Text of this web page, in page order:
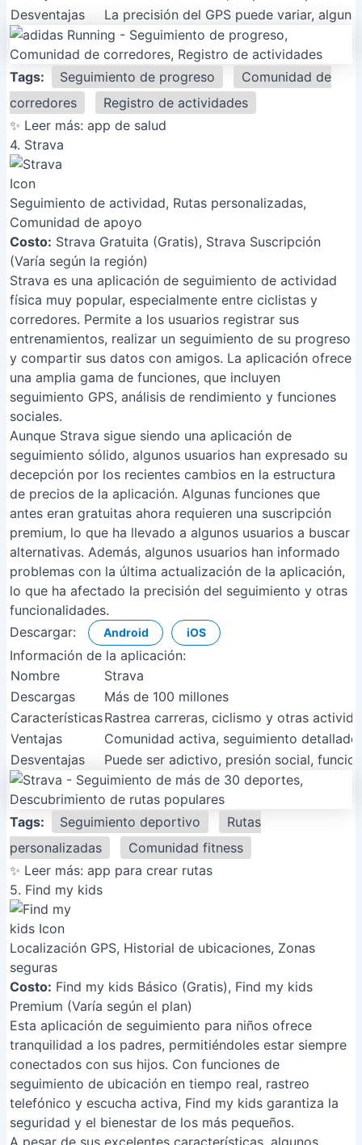
Desventajas
La precisión del GPS puede variar,
Tags: Seguimiento de progreso
Comunidad de
corredores
Registro de actividades
✨ Leer más: app de salud
4. Strava
Seguimiento de actividad, Rutas personalizadas,
Comunidad de apoyo
Costo: Strava Gratuita (Gratis), Strava Suscripción
(Varía según la región)
Strava es una aplicación de seguimiento de actividad
física muy popular, especialmente entre ciclistas y
corredores. Permite a los usuarios registrar sus
entrenamientos, realizar un seguimiento de su progreso
y compartir sus datos con amigos. La aplicación ofrece
una amplia gama de funciones, que incluyen
seguimiento GPS, análisis de rendimiento y funciones
sociales.
Aunque Strava sigue siendo una aplicación de
seguimiento sólido, algunos usuarios han expresado su
decepción por los recientes cambios en la estructura
de precios de la aplicación. Algunas funciones que
antes eran gratuitas ahora requieren una suscripción
premium, lo que ha llevado a algunos usuarios a buscar
alternativas. Además, algunos usuarios han informado
problemas con la última actualización de la aplicación,
lo que ha afectado la precisión del seguimiento y otras
funcionalidades.
Descargar:
Android iOS
Información de la aplicación:
Nombre
Strava
Descargas
Más de 100 millones
CaracterísticasRastrea carreras, ciclismo y otras
Ventajas
Comunidad activa, seguimiento
Desventajas
Puede ser adictivo, presión social,
Tags: Seguimiento deportivo
Rutas
personalizadas
Comunidad fitness
✨ Leer más: app para crear rutas
5. Find my kids
Localización GPS, Historial de ubicaciones, Zonas
seguras
Costo: Find my kids Básico (Gratis), Find my kids
Premium (Varía según el plan)
Esta aplicación de seguimiento para niños ofrece
tranquilidad a los padres, permitiéndoles estar siempre
conectados con sus hijos. Con funciones de
seguimiento de ubicación en tiempo real, rastreo
telefónico y escucha activa, Find my kids garantiza la
seguridad y el bienestar de los más pequeños.
A pesar de sus excelentes características, algunos